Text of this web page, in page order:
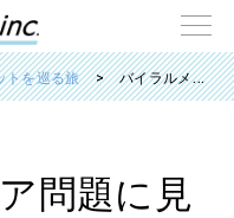
トを巡る旅 バイラルメディア問題に見る、現代の「コンテンツ」に対する考え方
問題に見